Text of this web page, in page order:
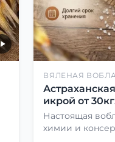
ВЯЛЕНАЯ
икрой от
Настоящая
химии и